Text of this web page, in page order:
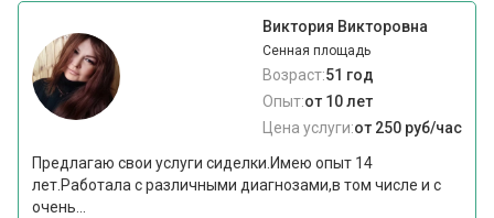
Виктория Викторовна
Сенная площадь
Возраст:51 год
Опыт:от 10 лет
Цена услуги:от 250 руб/час
Предлагаю свои услуги сиделки.Имею опыт 14
лет.Работала с различными диагнозами,в том числе и с
очень...